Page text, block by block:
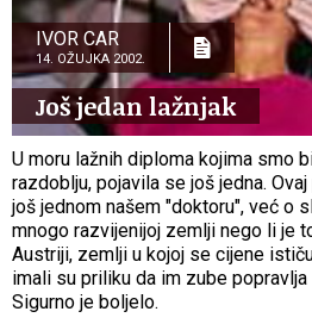
IVOR CAR
14. OŽUJKA 2002.
Još jedan lažnjak
U moru lažnih diploma kojima smo
razdoblju, pojavila se još jedna.
još jednom našem "doktoru", već o
mnogo razvijenijoj zemlji nego li je
Austriji, zemlji u kojoj se cijene
imali su priliku da im zube
Sigurno je boljelo.